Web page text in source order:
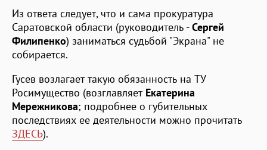
Из ответа следует, что и сама прокуратура
Саратовской области (руководитель -Сергей
Филипенко) заниматься судьбой "Экрана" не
собирается.
Гусев возлагает такую обязанность на ТУ
Росимущество (возглавляет Екатерина
Мережникова; подробнее о губительных
последствиях ее деятельности можно прочитать
ЗДЕСЬ).